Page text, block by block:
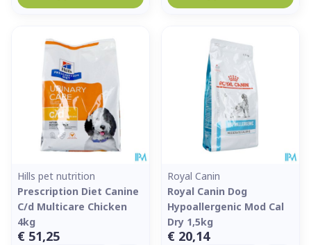
Hills pet nutrition
Prescription Diet Canine
C/d Multicare Chicken
4kg
€ 51,25
Royal Canin
Royal Canin Dog
Hypoallergenic Mod Cal
Dry 1,5kg
€ 20,14